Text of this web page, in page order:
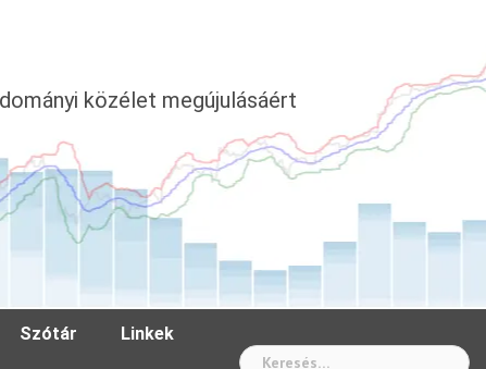
közélet megújulásáért
Szótár Linkek